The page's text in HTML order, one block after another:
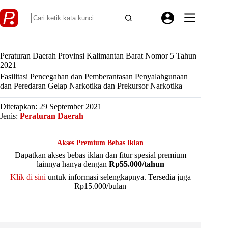
to
content
Peraturan Daerah Provinsi Kalimantan Barat Nomor 5 Tahun
2021
Fasilitasi Pencegahan dan Pemberantasan Penyalahgunaan
dan Peredaran Gelap Narkotika dan Prekursor Narkotika
Ditetapkan: 29 September 2021
Jenis: Peraturan Daerah
Akses Premium Bebas Iklan
Dapatkan akses bebas iklan dan fitur spesial premium
lainnya hanya dengan Rp55.000/tahun
Klik di sini untuk informasi selengkapnya. Tersedia juga
Rp15.000/bulan